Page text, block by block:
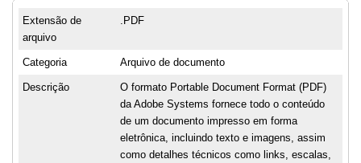
Extensão de
arquivo
.PDF
Categoria Arquivo de documento
Descrição
O formato Portable Document Format (PDF)
da Adobe Systems fornece todo o conteúdo
de um documento impresso em forma
eletrônica, incluindo texto e imagens, assim
como detalhes técnicos como links, escalas,